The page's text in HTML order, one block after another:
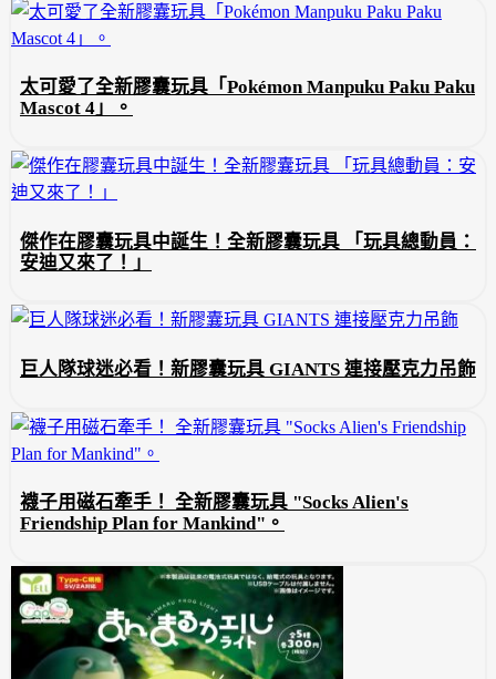
太可愛了全新膠囊玩具「Pokémon Manpuku Paku Paku
Mascot 4」。
傑作在膠囊玩具中誕生！全新膠囊玩具 「玩具總動員：
安迪又來了！」
巨人隊球迷必看！新膠囊玩具 GIANTS 連接壓克力吊飾
襪子用磁石牽手！ 全新膠囊玩具 "Socks Alien's
Friendship Plan for Mankind"。